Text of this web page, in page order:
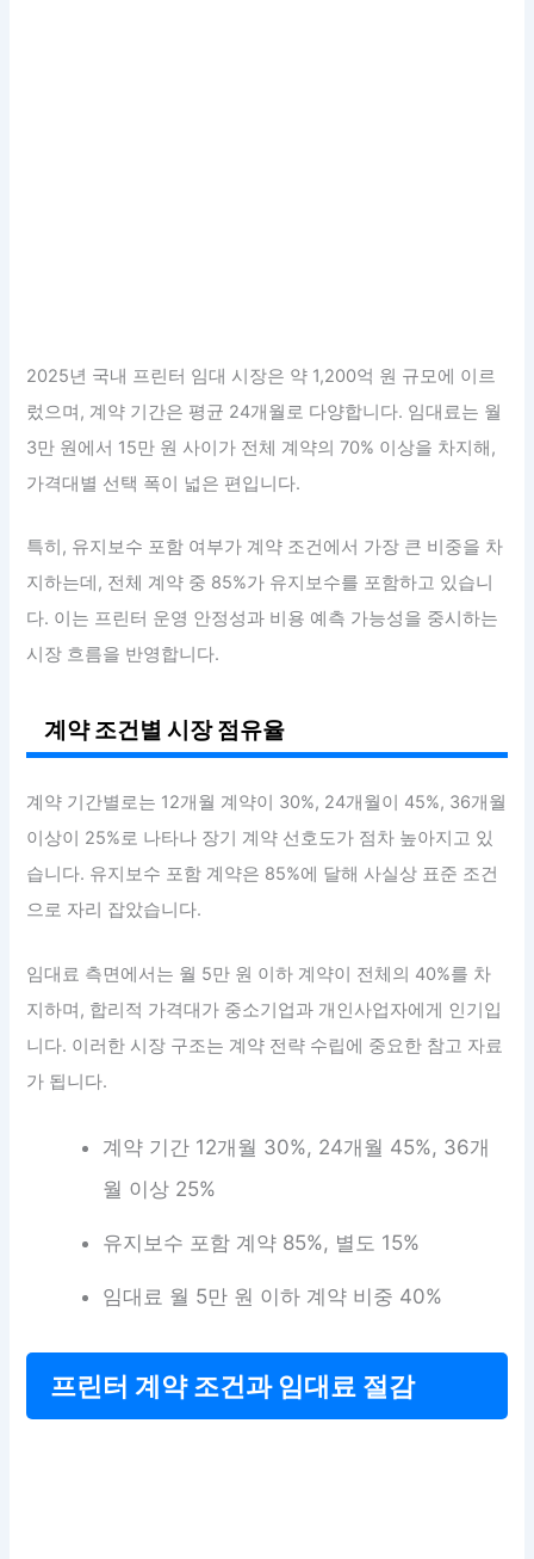
2025년 국내 프린터 임대 시장은 약 1,200억 원 규모에 이르
렀으며, 계약 기간은 평균 24개월로 다양합니다. 임대료는 월
3만 원에서 15만 원 사이가 전체 계약의 70% 이상을 차지해,
가격대별 선택 폭이 넓은 편입니다.
특히, 유지보수 포함 여부가 계약 조건에서 가장 큰 비중을 차
지하는데, 전체 계약 중 85%가 유지보수를 포함하고 있습니
다. 이는 프린터 운영 안정성과 비용 예측 가능성을 중시하는
시장 흐름을 반영합니다.
계약 조건별 시장 점유율
계약 기간별로는 12개월 계약이 30%, 24개월이 45%, 36개월
이상이 25%로 나타나 장기 계약 선호도가 점차 높아지고 있
습니다. 유지보수 포함 계약은 85%에 달해 사실상 표준 조건
으로 자리 잡았습니다.
임대료 측면에서는 월 5만 원 이하 계약이 전체의 40%를 차
지하며, 합리적 가격대가 중소기업과 개인사업자에게 인기입
니다. 이러한 시장 구조는 계약 전략 수립에 중요한 참고 자료
가 됩니다.
계약 기간 12개월 30%, 24개월 45%, 36개
월 이상 25%
유지보수 포함 계약 85%, 별도 15%
임대료 월 5만 원 이하 계약 비중 40%
프린터 계약 조건과 임대료 절감